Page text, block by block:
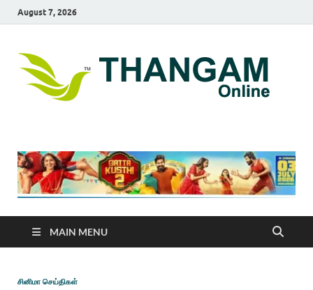
August 7, 2026
MAIN MENU
சினிமா செய்திகள்